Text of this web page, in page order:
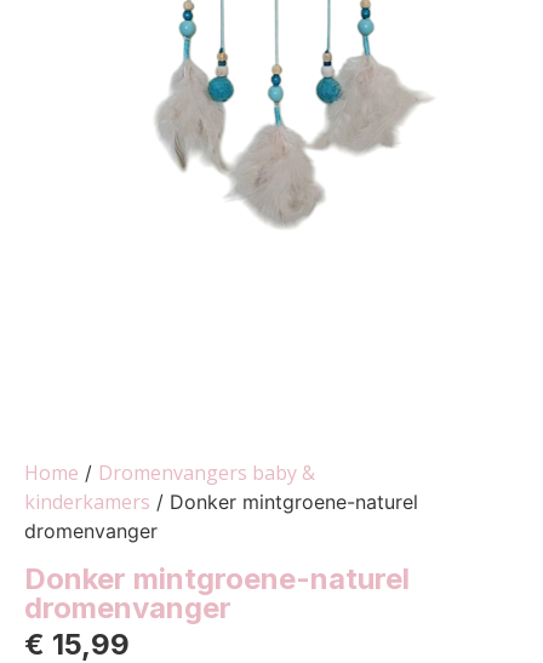
Home / Dromenvangers baby &
kinderkamers / Donker mintgroene-naturel
dromenvanger
Donker mintgroene-naturel
dromenvanger
€ 15,99